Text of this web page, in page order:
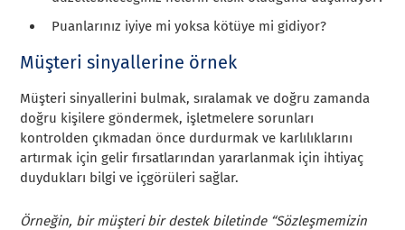
Puanlarınız iyiye mi yoksa kötüye mi gidiyor?
Müşteri sinyallerine örnek
Müşteri sinyallerini bulmak, sıralamak ve doğru zamanda
doğru kişilere göndermek, işletmelere sorunları
kontrolden çıkmadan önce durdurmak ve karlılıklarını
artırmak için gelir fırsatlarından yararlanmak için ihtiyaç
duydukları bilgi ve içgörüleri sağlar.
Örneğin, bir müşteri bir destek biletinde “Sözleşmemizin